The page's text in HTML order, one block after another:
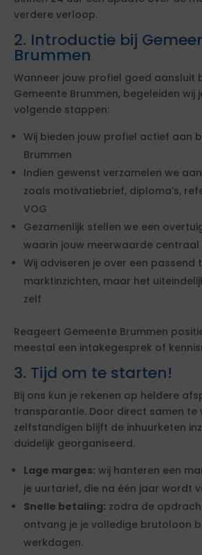
verdere verloop.
2. Introductie bij
Brummen
Wanneer jouw profiel goed aansluit
Gemeente Brummen, begeleiden wij
volgende stappen:
Wij bieden jouw profiel actief aan
Brummen
Indien gewenst verzamelen we
zoals motivatiebrief, diploma’s,
VOG
Gezamenlijk stellen we een
waarin jouw meerwaarde
Wij adviseren je over een passend
marktinzichten, maar het
zelf
Reageert Gemeente Brummen
meestal een intakegesprek of
3. Tijd om te starten!
Bij ons kun je rekenen op heldere
transparantie. Door direct samen te
zelfstandigen blijft de inhuurketen
duidelijk georganiseerd.
Lage marges: wij hanteren een
je uurtarief, die na één jaar wordt
Snelle betaling: zodra de
ontvang je je volledige brutoloon
werkdagen.